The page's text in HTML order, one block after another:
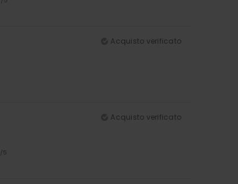
Acquisto verificato
Acquisto verificato
/5